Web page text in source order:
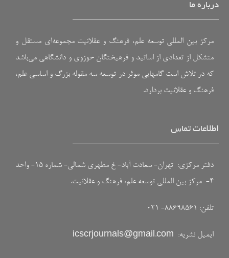
درباره ما
مرکز بین المللی توسعه علم، فرهنگ و عقلانیت مجموعه‌ای مستقل و
متشکل از تعدادی از اساتید و فرهیختگان حوزوی و دانشگاهی می‌باشد
که در تلاش است گامهایی موثر در توسعه سه مقوله بزرگ و اساسی علم،
فرهنگ و عقلانیت بردارد.
اطلاعات تماس
دفتر مرکزی: تهران- سعادت آباد- خ مطهری شمالی- شماره ۱۵- واحد
۴- مرکز بین المللی توسعه علم، فرهنگ و عقلانیت.
تلفن: ۸۸۶۹۸۵۶۱- ۰۲۱
ایمیل نشریه: icscrjournals@gmail.com